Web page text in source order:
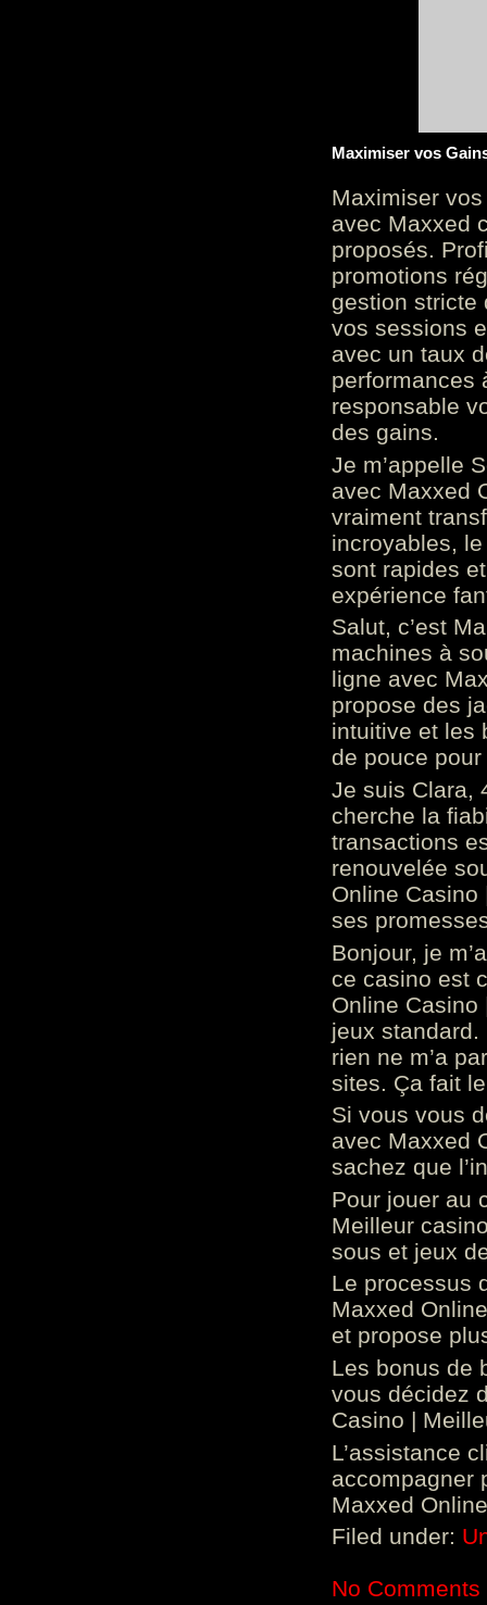
Maximiser vos
Maximiser
avec Maxxed
proposés.
promotions
gestion stricte
vos sessions
avec un taux
performances
responsable
des gains.
Je m’appelle
avec Maxxed
vraiment
incroyables,
sont rapides
expérience
Salut, c’est
machines à
ligne avec
propose des
intuitive et les
de pouce
Je suis Clara,
cherche la
transactions
renouvelée
Online
ses
Bonjour, je
ce casino est
Online
jeux standard.
rien ne m’a
sites. Ça fait
Si vous vous
avec Maxxed
sachez que
Pour jouer au
Meilleur
sous et jeux
Le processus
Maxxed
et propose
Les bonus de
vous décidez
Casino |
L’assistance
accompagner
Maxxed
Filed under:
No Comments